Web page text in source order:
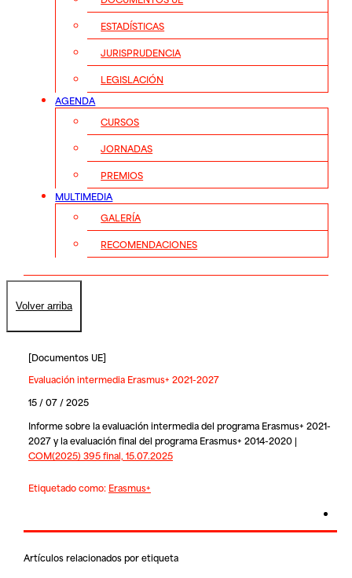
ESTADÍSTICAS
JURISPRUDENCIA
LEGISLACIÓN
AGENDA
CURSOS
JORNADAS
PREMIOS
MULTIMEDIA
GALERÍA
RECOMENDACIONES
Volver arriba
[Documentos UE]
Evaluación intermedia Erasmus+ 2021-2027
15 / 07 / 2025
Informe sobre la evaluación intermedia del programa Erasmus+ 2021-
2027 y la evaluación final del programa Erasmus+ 2014-2020 |
COM(2025) 395 final, 15.07.2025
Etiquetado como: Erasmus+
Artículos relacionados por etiqueta